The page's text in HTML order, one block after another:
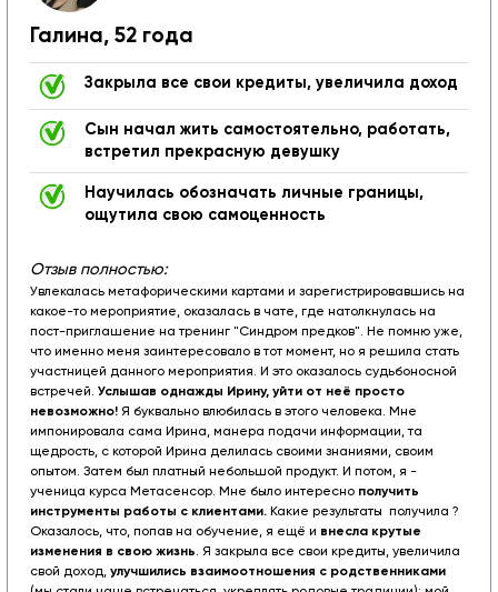
Галина, 52 года
Закрыла все свои кредиты, увеличила доход
Cын начал жить самостоятельно, работать,
встретил прекрасную девушку
Научилась обозначать личные границы,
ощутила свою самоценность
Отзыв полностью:
Увлекалась метафорическими картами и зарегистрировавшись на
какое-то мероприятие, оказалась в чате, где натолкнулась на
пост-приглашение на тренинг "Синдром предков". Не помню уже,
что именно меня заинтересовало в тот момент, но я решила стать
участницей данного мероприятия. И это оказалось судьбоносной
встречей. Услышав однажды Ирину, уйти от неё просто
невозможно! Я буквально влюбилась в этого человека. Мне
импонировала сама Ирина, манера подачи информации, та
щедрость, с которой Ирина делилась своими знаниями, своим
опытом. Затем был платный небольшой продукт. И потом, я -
ученица курса Метасенсор. Мне было интересно получить
инструменты работы с клиентами. Какие результаты получила ?
Оказалось, что, попав на обучение, я ещё и внесла крутые
изменения в свою жизнь. Я закрыла все свои кредиты, увеличила
свой доход, улучшились взаимоотношения с родственниками